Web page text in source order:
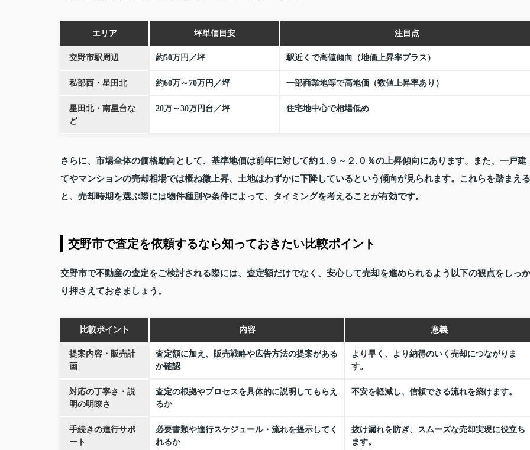
エリア 坪単価目安 注目点
交野市駅周辺 約50万円／坪 駅近くで高値傾向（地価上昇率プラス）
私部西・星田北 約60万～70万円／坪 一部商業地等で高地価（数値上昇率あり）
星田北・南星台な
ど
20万～30万円台／坪 住宅地中心で相場低め
さらに、市場全体の価格動向として、基準地価は前年に対して約１.９～２.０％の上昇傾向にあります。また、一戸建
てやマンションの売却相場では概ね微上昇、土地はわずかに下降しているという傾向が見られます。これらを踏まえる
と、売却時期を選ぶ際には物件種別や条件によって、タイミングを考えることが有効です。
交野市で査定を依頼するなら知っておきたい比較ポイント
交野市で不動産の査定をご検討される際には、査定額だけでなく、安心して売却を進められるよう以下の観点をしっか
り押さえておきましょう。
比較ポイント 内容 意義
提案内容・販売計
画
査定額に加え、販売戦略や広告方法の提案がある
か確認
より早く、より納得のいく売却につながりま
す。
対応の丁寧さ・説
明の明瞭さ
査定の根拠やプロセスを具体的に説明してもらえ
るか
不安を軽減し、信頼できる流れを築けます。
手続きの進行サポ
ート
必要書類や進行スケジュール・流れを提示してく
れるか
抜け漏れを防ぎ、スムーズな売却実現に役立ち
ます。